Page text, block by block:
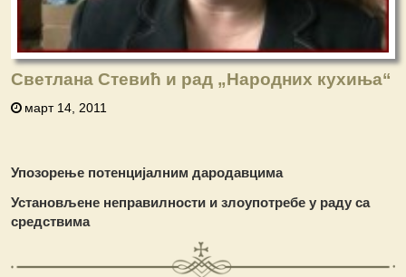
Светлана Стевић и рад „Народних кухиња“
март 14, 2011
Упозорење потенцијалним дародавцима
Установљене неправилности и злоупотребе у раду са
средствима